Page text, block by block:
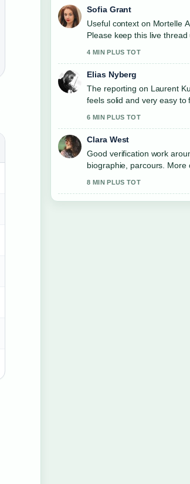
Sofia Grant
Useful context on Mortelle
Please keep this live thread
4 MIN PLUS TOT
Elias Nyberg
The reporting on Laurent
feels solid and very easy to
6 MIN PLUS TOT
Clara West
Good verification work
biographie, parcours. More
8 MIN PLUS TOT